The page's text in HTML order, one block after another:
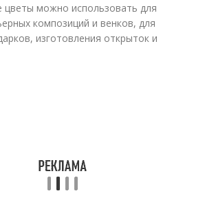
цветы можно использовать для
композиций и венков, для
изготовления открыток и